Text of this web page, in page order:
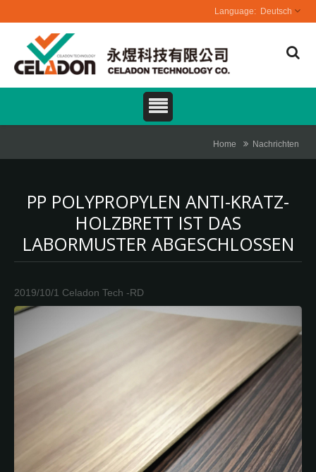
Deutsch
Home Nachrichten
PP POLYPROPYLEN ANTI-KRATZ-
HOLZBRETT IST DAS
LABORMUSTER ABGESCHLOSSEN
2019/10/1 Celadon Tech -RD